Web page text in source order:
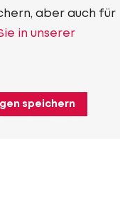
aber auch für
in unserer
speichern